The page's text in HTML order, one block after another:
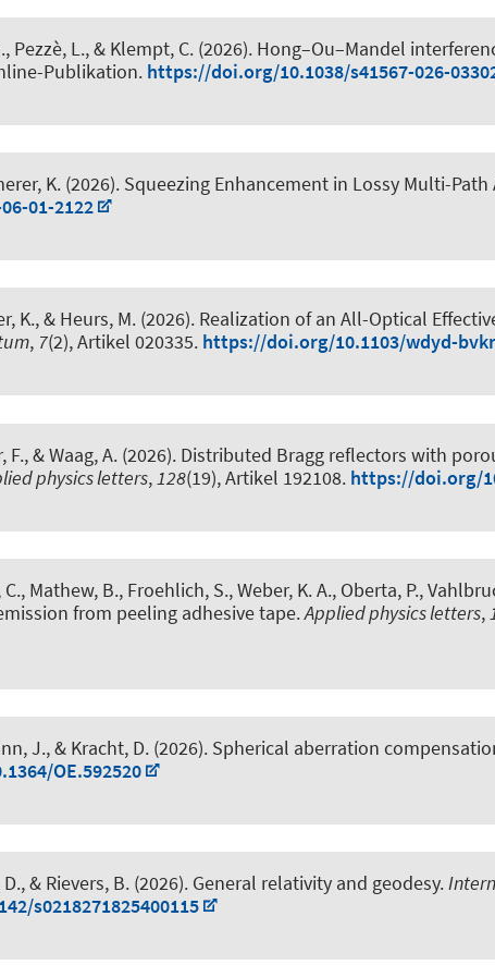
Pezzè, L., & Klempt, C. (2026). Hong–Ou–Mandel
Publikation. https://doi.org/10.1038/s41567-026-
K. (2026). Squeezing Enhancement in Lossy Multi-
01-2122
K., & Heurs, M. (2026). Realization of an All-Optical
, 7(2), Artikel 020335. https://doi.org/10.1103/wdyd-bvkr
& Waag, A. (2026). Distributed Bragg reflectors with
physics letters,128(19), Artikel 192108. https://doi.org/
Mathew, B., Froehlich, S., Weber, K. A., Oberta, P.,
from peeling adhesive tape.Applied physics letters,
J., & Kracht, D. (2026). Spherical aberration
OE.592520
& Rievers, B. (2026). General relativity and geodesy.
s0218271825400115